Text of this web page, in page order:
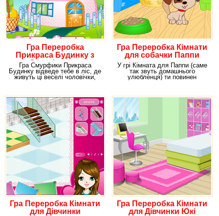
Гра Переробка
Прикраса Будинку з
Смурфиками
Гра Смурфики Прикраса
Будинку відведе тебе в ліс, де
живуть ці веселі чоловічки,
Гра Переробка Кімнати
для собачки Паппи
У грі Кімната для Паппи (саме
так звуть домашнього
улюбленця) ти повинен
Гра Переробка Кімнати
для Дівчинки
Гра Переробка Кімнати
для Дівчинки Юкі